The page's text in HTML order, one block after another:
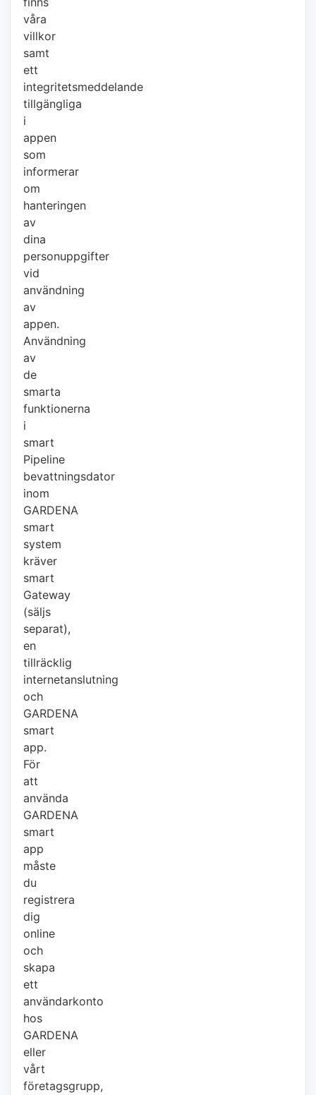
våra
villkor
samt
ett
integritetsmeddelande
tillgängliga
i
appen
som
informerar
om
hanteringen
av
dina
personuppgifter
vid
användning
av
appen.
Användning
av
de
smarta
funktionerna
i
smart
Pipeline
bevattningsdator
inom
GARDENA
smart
system
kräver
smart
Gateway
(säljs
separat),
en
tillräcklig
internetanslutning
och
GARDENA
smart
app.
För
att
använda
GARDENA
smart
app
måste
du
registrera
dig
online
och
skapa
ett
användarkonto
hos
GARDENA
eller
vårt
företagsgrupp,